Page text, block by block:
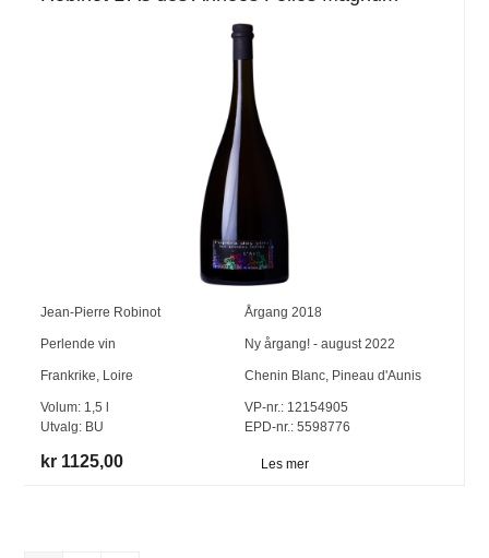
Jean-Pierre Robinot Årgang 2018
Perlende vin Ny årgang! - august 2022
Frankrike Loire Chenin Blanc, Pineau d'Aunis
Volum: 1,5 l
Utvalg: BU
VP-nr.:12154905
EPD-nr.: 5598776
kr 1125,00 Les mer